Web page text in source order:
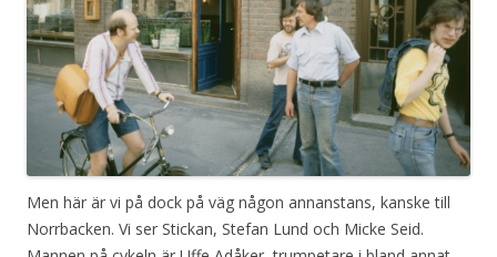
Men här är vi på dock på väg någon annanstans, kanske till
Norrbacken. Vi ser Stickan, Stefan Lund och Micke Seid.